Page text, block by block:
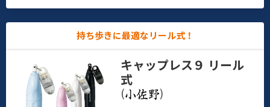
持ち歩きに最適なリール式！
キャップレス９ リール
式
(
)